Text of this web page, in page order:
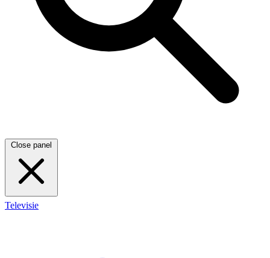
Close panel
Televisie